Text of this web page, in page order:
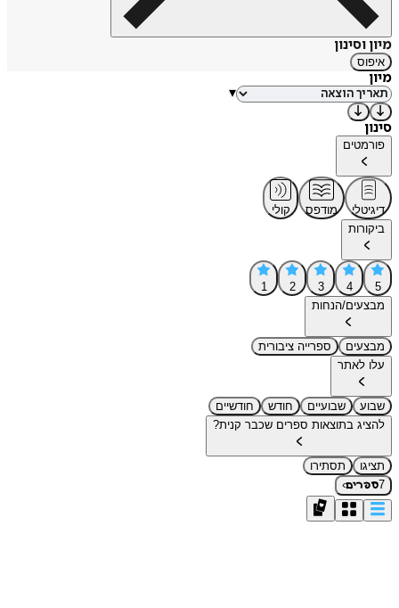
מיון וסינון
איפוס
מיון
▾
סינון
פורמטים
דיגיטלי מודפס
קולי
ביקורות
5
4
3
2
1
מבצעים/הנחות
מבצעים
ספרייה ציבורית
עלו לאתר
שבוע שבועיים חודש
חודשיים
להציג בתוצאות ספרים שכבר קנית?
תציגו
תסתירו
7ספרים›